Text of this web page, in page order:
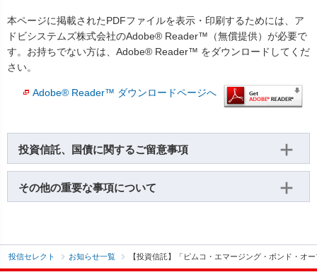
本ページに掲載されたPDFファイルを表示・印刷するためには、ア
ドビシステムズ株式会社のAdobe® Reader™（無償提供）が必要で
す。お持ちでない方は、Adobe® Reader™ をダウンロードしてくだ
さい。
Adobe® Reader™ ダウンロードページへ
投資信託、国債に関するご留意事項
その他の重要な事項について
投信セレクト お知らせ一覧 【投資信託】「ピムコ・エマージング・ボンド・オ